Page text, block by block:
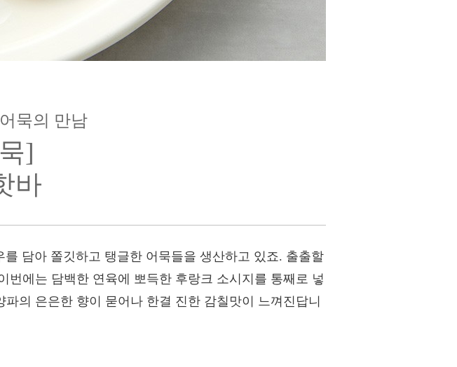
묵의 만남
]
바
담아 쫄깃하고 탱글한 어묵들을 생산하고 있죠. 출출할
에는 담백한 연육에 뽀득한 후랑크 소시지를 통째로 넣
의 은은한 향이 묻어나 한결 진한 감칠맛이 느껴진답니